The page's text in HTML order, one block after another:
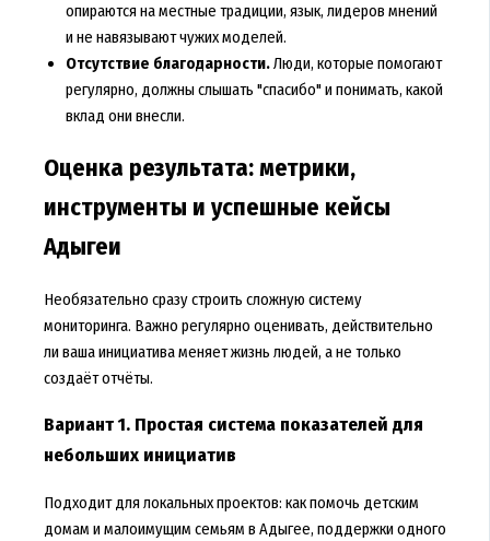
опираются на местные традиции, язык, лидеров мнений
и не навязывают чужих моделей.
Отсутствие благодарности.Люди, которые помогают
регулярно, должны слышать "спасибо" и понимать, какой
вклад они внесли.
Оценка результата: метрики,
инструменты и успешные кейсы
Адыгеи
Необязательно сразу строить сложную систему
мониторинга. Важно регулярно оценивать, действительно
ли ваша инициатива меняет жизнь людей, а не только
создаёт отчёты.
Вариант 1. Простая система показателей для
небольших инициатив
Подходит для локальных проектов: как помочь детским
домам и малоимущим семьям в Адыгее, поддержки одного